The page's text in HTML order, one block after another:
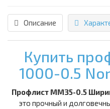
Описание
Купить
1000-0.5
Профлист ММ35-0.5
это прочный и